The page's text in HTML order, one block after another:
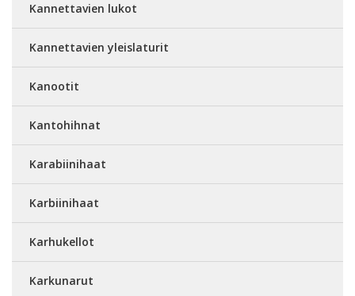
Kannettavien lukot
Kannettavien yleislaturit
Kanootit
Kantohihnat
Karabiinihaat
Karbiinihaat
Karhukellot
Karkunarut